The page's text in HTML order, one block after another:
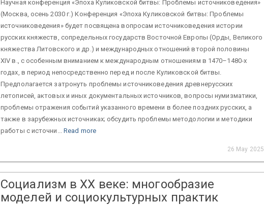
Научная конференция «Эпоха Куликовской битвы: Проблемы источниковедения»
(Москва, осень 2030 г.) Конференция «Эпоха Куликовской битвы: Проблемы
источниковедения» будет посвящена вопросам источниковедения истории
русских княжеств, сопредельных государств Восточной Европы (Орды, Великого
княжества Литовского и др.) и международных отношений второй половины
XIV в., с особенным вниманием к международным отношениям в 1470–1480‑х
годах, в период непосредственно перед и после Куликовской битвы.
Предполагается затронуть проблемы источниковедения древнерусских
летописей, актовых и иных документальных источников, вопросы нумизматики,
проблемы отражения событий указанного времени в более поздних русских, а
также в зарубежных источниках; обсудить проблемы методологии и методики
работы с источни... Read more
26 May 2025
Социализм в ХХ веке: многообразие
моделей и социокультурных практик